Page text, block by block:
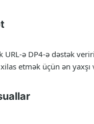
ə DP4-ə dəstək
etmək üçün ən yaxşı